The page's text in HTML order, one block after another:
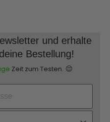
und erhalte
Bestellung!
Zeit zum Testen. 😌